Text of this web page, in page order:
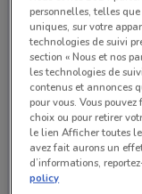
personnelles, telles
uniques, sur votre
technologies de suivi
section « Nous et nos
les technologies de
contenus et annonces
pour vous. Vous
choix ou pour retirer
le lien Afficher toutes
avez fait aurons un
d’informations,
policy